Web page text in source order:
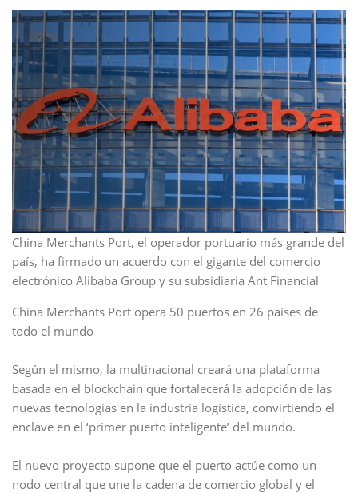
China Merchants Port, el operador portuario más grande del
país, ha firmado un acuerdo con el gigante del comercio
electrónico Alibaba Group y su subsidiaria Ant Financial
China Merchants Port opera 50 puertos en 26 países de
todo el mundo
Según el mismo, la multinacional creará una plataforma
basada en el blockchain que fortalecerá la adopción de las
nuevas tecnologías en la industria logística, convirtiendo el
enclave en el ‘primer puerto inteligente’ del mundo.
El nuevo proyecto supone que el puerto actúe como un
nodo central que une la cadena de comercio global y el